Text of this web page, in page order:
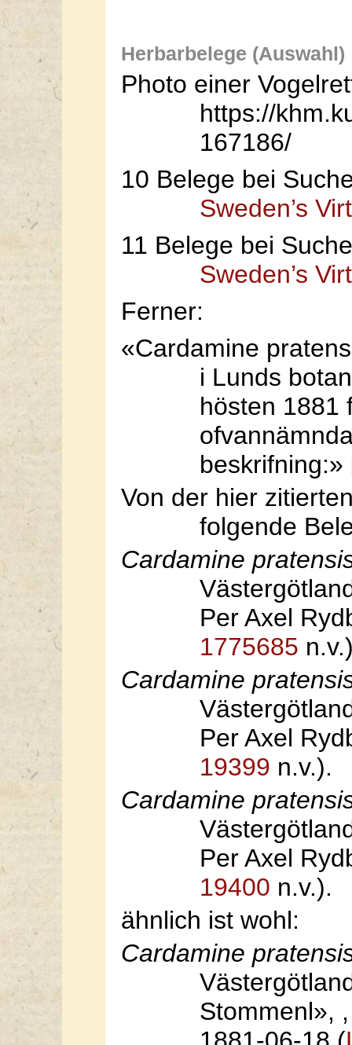
Herbarbelege (Auswahl)
Photo einer
https://
167186/
10 Belege bei
Sweden’s
11 Belege bei
Sweden’s
Ferner:
«Cardamine
i Lunds
hösten 1881
beskrifning:»
Von der hier
folgende
Cardamine
Per Axel
1775685
Cardamine
Per Axel
19399 n.v.).
Cardamine
Per Axel
19400 n.v.).
ähnlich ist wohl:
Cardamine
Stommenl»,